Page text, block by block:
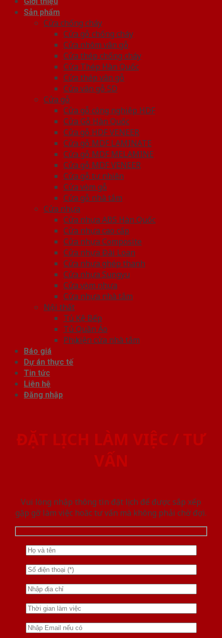
Sản phẩm
Cửa chống cháy
Cửa gỗ chống cháy
Cửa nhôm vân gỗ
Cửa thép chống cháy
Cửa Thép Hàn Quốc
Cửa thép vân gỗ
Cửa vân gỗ 5D
Cửa gỗ
Cửa gỗ công nghiệp HDF
Cửa Gỗ Hàn Quốc
Cửa gỗ HDF VENEER
Cửa gỗ MDF LAMINATE
Cửa gỗ MDF MELAMINE
Cửa gỗ MDF VENEER
Cửa gỗ tự nhiên
Cửa vòm gỗ
Cửa gỗ nhà tắm
Cửa nhựa
Cửa nhựa ABS Hàn Quốc
Cửa nhựa cao cấp
Cửa nhựa Composite
Cửa nhựa Đài Loan
Cửa nhựa ghép thanh
Cửa nhựa Sungyu
Cửa vòm nhựa
Cửa nhựa nhà tắm
Nội thất
Tủ Kệ Bếp
Tủ Quần Áo
Phụ kiện cửa nhà tắm
Báo giá
Dự án thực tế
Tin tức
Liên hệ
Đăng nhập
ĐẶT LỊCH LÀM VIỆC / TƯ
VẤN
Vui lòng nhập thông tin đặt lịch để được sắp xếp
gặp gỡ làm việc hoăc tư vấn mà không phải chờ đợi.